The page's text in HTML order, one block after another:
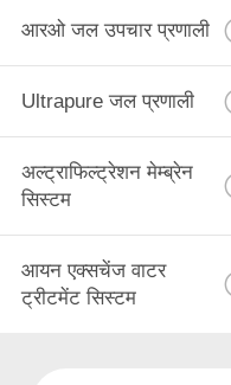
आरओ जल उपचार प्रणाली
Ultrapure जल प्रणाली
अल्ट्राफिल्ट्रेशन मेम्ब्रेन
सिस्टम
आयन एक्सचेंज वाटर
ट्रीटमेंट सिस्टम